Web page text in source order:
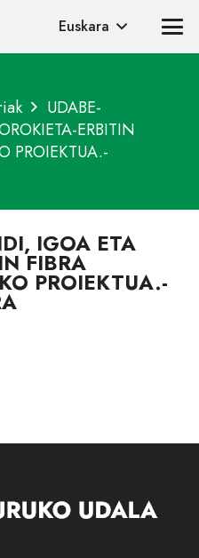
Euskara
UDABE-
ERBITIN
PROIEKTUA.-
IGOA ETA
FIBRA
PROIEKTUA.-